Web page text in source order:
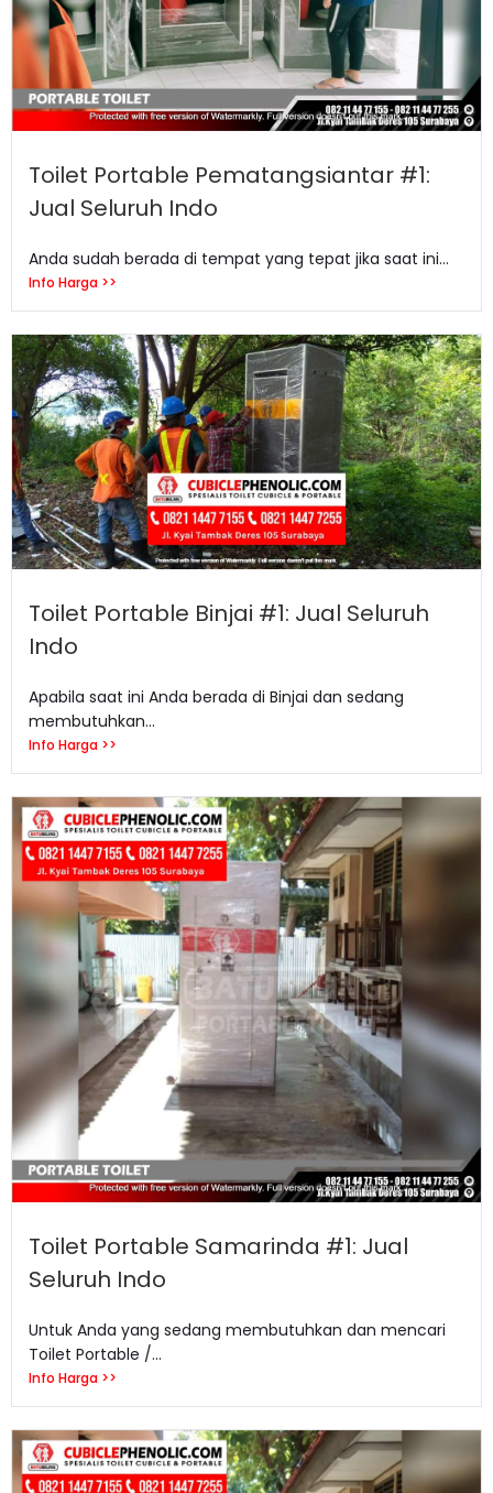
Toilet Portable Pematangsiantar #1:
Jual Seluruh Indo
Anda sudah berada di tempat yang tepat jika saat ini...
Info Harga >>
Toilet Portable Binjai #1: Jual Seluruh
Indo
Apabila saat ini Anda berada di Binjai dan sedang
membutuhkan...
Info Harga >>
Toilet Portable Samarinda #1: Jual
Seluruh Indo
Untuk Anda yang sedang membutuhkan dan mencari
Toilet Portable /...
Info Harga >>